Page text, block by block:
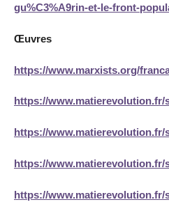
gu%C3%A9rin-et-le-front-
Œuvres
https://www.marxists.org/
https://www.matierevolution.fr/
https://www.matierevolution.fr/
https://www.matierevolution.fr/
https://www.matierevolution.fr/